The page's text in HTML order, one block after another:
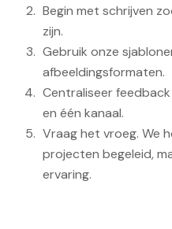
Begin met schrijven
zijn.
Gebruik onze
afbeeldingsformaten.
Centraliseer
en één kanaal.
Vraag het vroeg. We
projecten begeleid,
ervaring.